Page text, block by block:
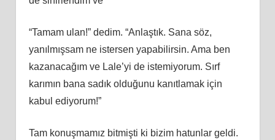
“Tamam ulan!” dedim. “Anlaştık. Sana söz,
yanılmışsam ne istersen yapabilirsin. Ama ben
kazanacağım ve Lale’yi de istemiyorum. Sırf
karımın bana sadık olduğunu kanıtlamak için
kabul ediyorum!”
Tam konuşmamız bitmişti ki bizim hatunlar geldi.